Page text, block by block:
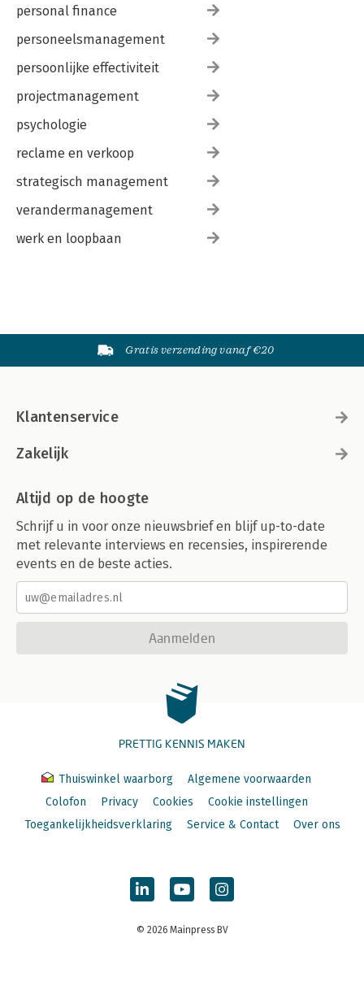
personal finance
personeelsmanagement
persoonlijke effectiviteit
projectmanagement
psychologie
reclame en verkoop
strategisch management
verandermanagement
werk en loopbaan
Gratis verzending vanaf €20
Klantenservice
Zakelijk
Altijd op de hoogte
Schrijf u in voor onze nieuwsbrief en blijf up-to-date
met relevante interviews en recensies, inspirerende
events en de beste acties.
Aanmelden
PRETTIG KENNIS MAKEN
Thuiswinkel waarborg
Algemene voorwaarden
Colofon
Privacy Cookies
Cookie instellingen
Toegankelijkheidsverklaring
Service & Contact Over ons
© 2026 Mainpress BV